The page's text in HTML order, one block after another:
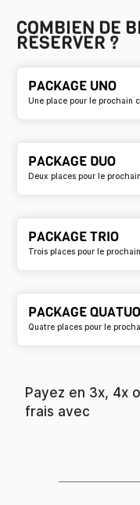
COMBIEN DE
RÉSERVER ?
PACKAGE UNO
Une place pour le prochain
PACKAGE DUO
Deux places pour le
PACKAGE TRIO
Trois places pour le
PACKAGE
Quatre places pour le
Payez en 3x, 4x
frais avec